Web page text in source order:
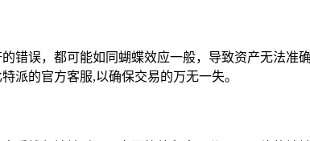
错误，都可能如同蝴蝶效应一般，导致资产无法准
派的官方客服,以确保交易的万无一失。